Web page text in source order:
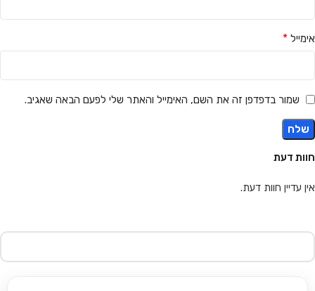
חוות דעת
אין עדיין חוות דעת.
אימייל *
שמור בדפדפן זה את השם, האימייל והאתר שלי לפעם הבאה שאגיב.